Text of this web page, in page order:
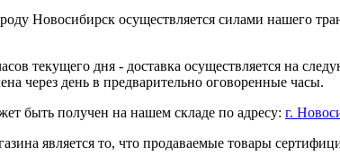
Новосибирск осуществляется силами нашего
текущего дня - доставка осуществляется на
через день в предварительно оговоренные часы.
быть получен на нашем складе по адресу: г.
является то, что продаваемые товары